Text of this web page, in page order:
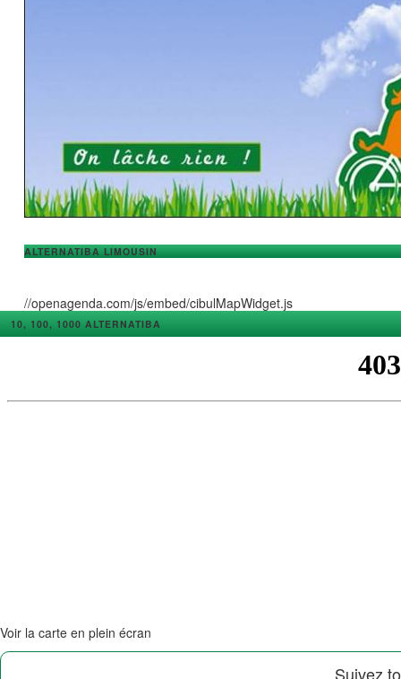
ALTERNATIBA LIMOUSIN
//openagenda.com/js/embed/cibulMapWidget.js
10, 100, 1000 ALTERNATIBA
Voir la carte en plein écran
Suivez